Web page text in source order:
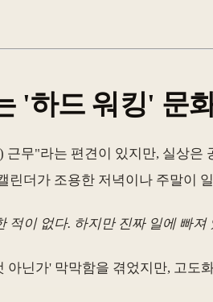
'하드 워킹' 문
근무"라는 편견이 있지만, 실상
린더가 조용한 저녁이나 주말이
적이 없다. 하지만 진짜 일에 빠
닌가' 막막함을 겪었지만, 고